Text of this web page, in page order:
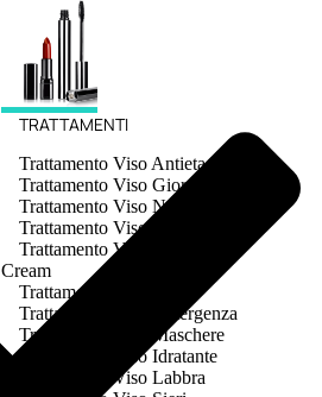
TRATTAMENTI
Trattamento Viso Antieta
Trattamento Viso Giorno
Trattamento Viso Notte
Trattamento Viso 24 Ore
Trattamento Viso Bb E Cc
Cream
Trattamento Viso Occhi
Trattamento Viso Detergenza
Trattamento Viso Maschere
Trattamento Viso Idratante
Trattamento Viso Labbra